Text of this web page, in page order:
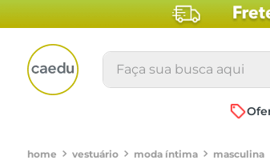
Faça sua busca aqui
vestuário moda íntima masculina